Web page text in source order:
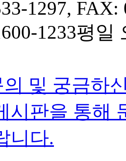
1297, FAX:
1233평일
의 및 궁금하
시판을 통해
니다.